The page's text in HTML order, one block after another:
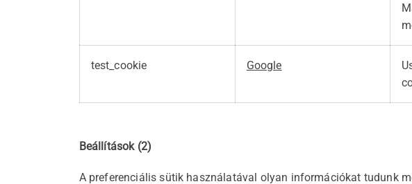
test_cookie Google
Beállítások (2)
A preferenciális sütik használatával olyan információkat tudunk